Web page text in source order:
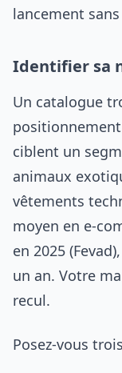
lancement
Identifier sa
Un catalogue
ciblent un
animaux
vêtements
moyen en e-
en 2025
un an. Votre
recul.
Posez-vous